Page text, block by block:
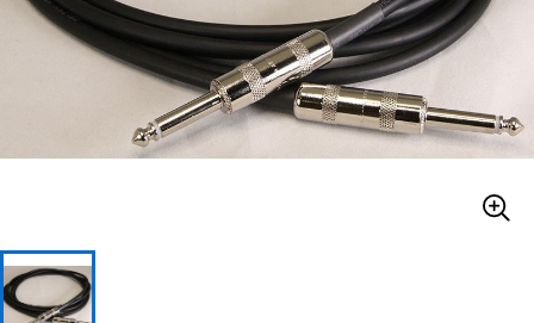
管楽器 その他楽器
エフェクター